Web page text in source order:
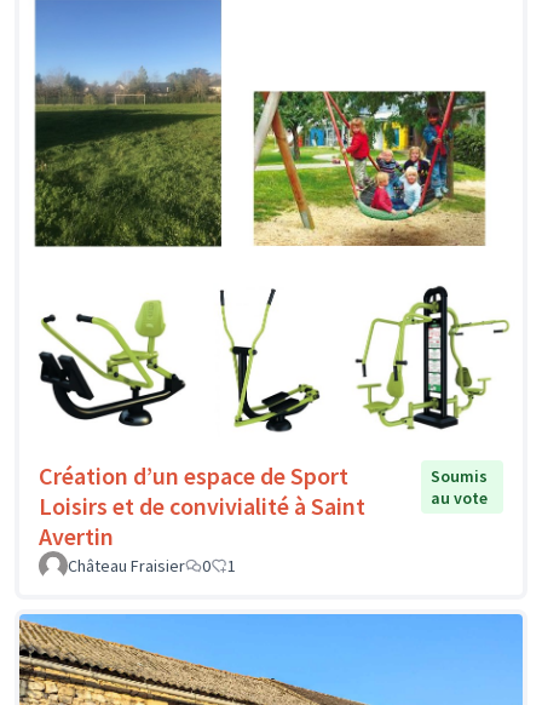
Création d’un espace de Sport
Loisirs et de convivialité à Saint
Avertin
Soumis
au vote
Château Fraisier 0 1